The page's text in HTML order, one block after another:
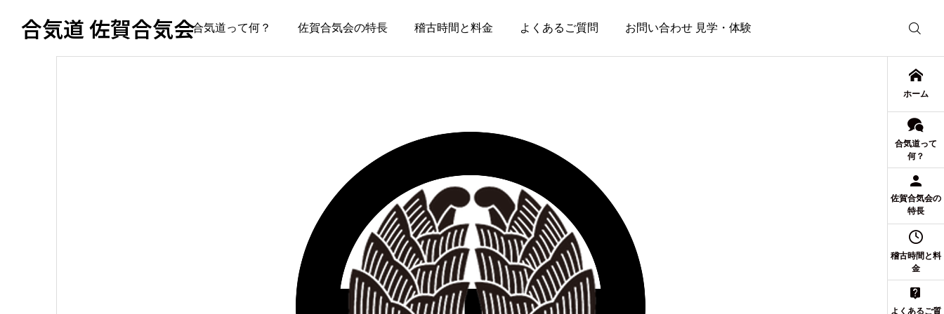
合気道 佐賀合気会合気道って何？ 佐賀合気会の特長 稽古時間と料金 よくあるご質問 お問い合わせ 見学・体験
ホーム
合気道って
何？
佐賀合気会の
特長
稽古時間と料
金
よくあるご質